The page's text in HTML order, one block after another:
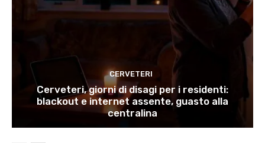
CERVETERI
Cerveteri, giorni di disagi per i residenti:
blackout e internet assente, guasto alla
centralina